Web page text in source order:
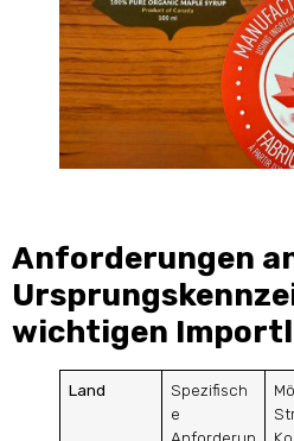
Anforderungen
wichtigen
Land
Spezifisch
e